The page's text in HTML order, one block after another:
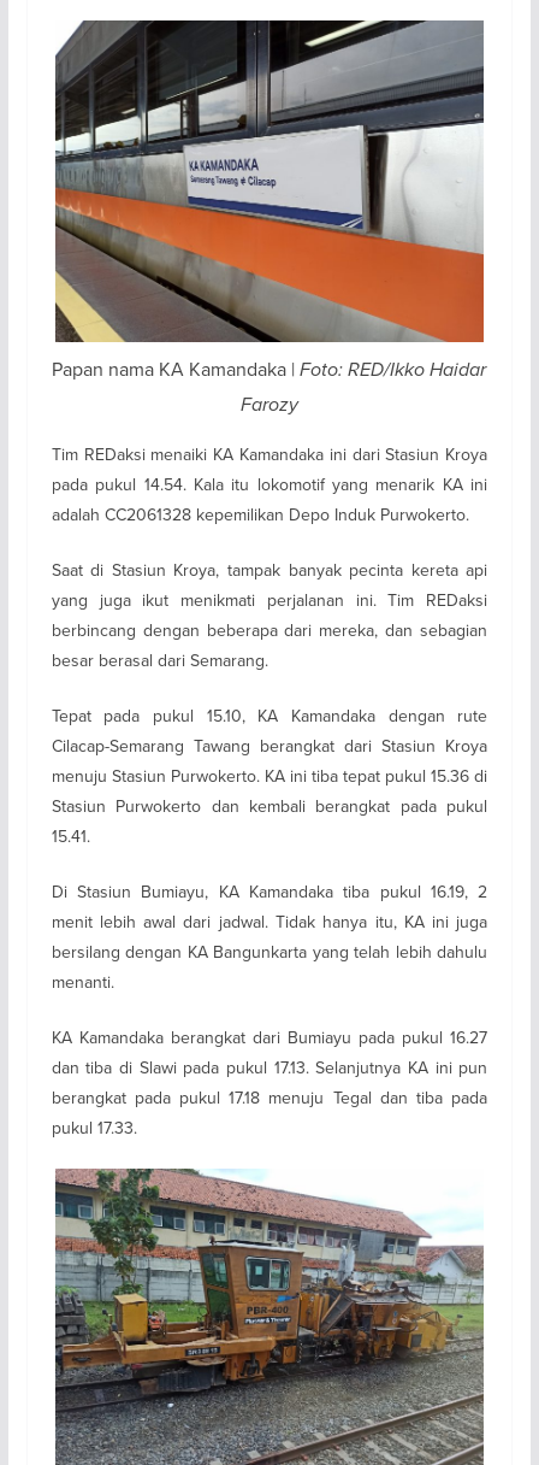
Papan nama KA Kamandaka |Foto: RED/Ikko Haidar
Farozy
Tim REDaksi menaiki KA Kamandaka ini dari Stasiun Kroya
pada pukul 14.54. Kala itu lokomotif yang menarik KA ini
adalah CC2061328 kepemilikan Depo Induk Purwokerto.
Saat di Stasiun Kroya, tampak banyak pecinta kereta api
yang juga ikut menikmati perjalanan ini. Tim REDaksi
berbincang dengan beberapa dari mereka, dan sebagian
besar berasal dari Semarang.
Tepat pada pukul 15.10, KA Kamandaka dengan rute
Cilacap-Semarang Tawang berangkat dari Stasiun Kroya
menuju Stasiun Purwokerto. KA ini tiba tepat pukul 15.36 di
Stasiun Purwokerto dan kembali berangkat pada pukul
15.41.
Di Stasiun Bumiayu, KA Kamandaka tiba pukul 16.19, 2
menit lebih awal dari jadwal. Tidak hanya itu, KA ini juga
bersilang dengan KA Bangunkarta yang telah lebih dahulu
menanti.
KA Kamandaka berangkat dari Bumiayu pada pukul 16.27
dan tiba di Slawi pada pukul 17.13. Selanjutnya KA ini pun
berangkat pada pukul 17.18 menuju Tegal dan tiba pada
pukul 17.33.